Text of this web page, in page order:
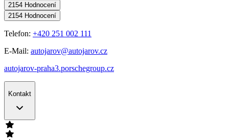
2154 Hodnocení
2154 Hodnocení
Telefon: +420 251 002 111
E-Mail: autojarov@autojarov.cz
autojarov-praha3.porschegroup.cz
Kontakt